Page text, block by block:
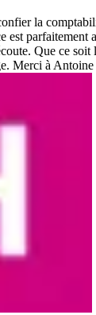
la
est parfaitement
Que ce
Merci à